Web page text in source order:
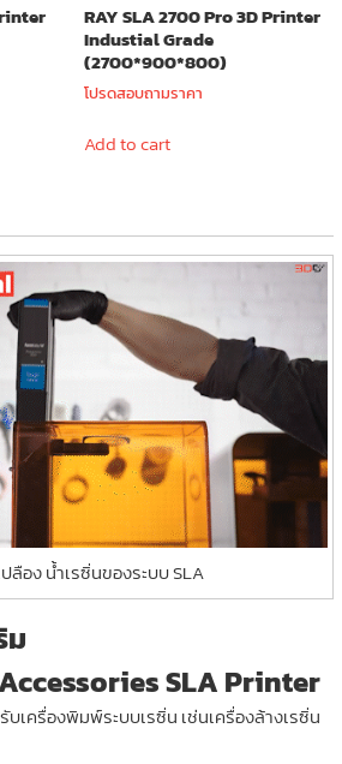
RAY SLA 2700 Pro 3D Printer
Industial Grade
(2700*900*800)
โปรดสอบถามราคา
Add to cart
ลือง น้ำเรซิ่นของระบบ SLA
ม
SLA Printer
เครื่องพิมพ์ระบบเรซิ่น เช่นเครื่องล้างเรซิ่น